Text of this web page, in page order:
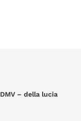
DMV – della lucia